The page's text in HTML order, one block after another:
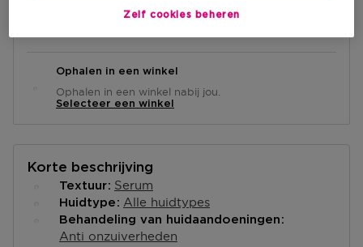
Levering aan huis
Ophalen in een winkel
Ophalen in een winkel nabij jou.
Selecteer een winkel
Korte beschrijving
Textuur Serum
Huidtype Alle huidtypes
Behandeling van huidaandoeningen
Anti onzuiverheden
Zelf cookies beheren